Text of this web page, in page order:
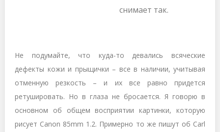
снимает так.
Не подумайте, что куда-то девались всяческие
дефекты кожи и прыщички – все в наличии, учитывая
отменную резкость – и их все равно придется
ретушировать. Но в глаза не бросается. Я говорю в
основном об общем восприятии картинки, которую
рисует Canon 85mm 1.2. Примерно то же пишут об Carl